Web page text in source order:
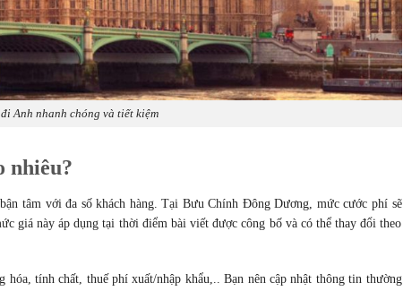
Anh nhanh chóng và tiết kiệm
nhiêu?
tâm với đa số khách hàng. Tại Bưu Chính Đông Dương, mức cước phí sẽ
giá này áp dụng tại thời điểm bài viết được công bố và có thể thay đổi theo
tính chất, thuế phí xuất/nhập khẩu,.. Bạn nên cập nhật thông tin thường